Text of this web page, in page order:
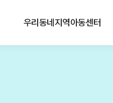
우리동네지역아동센터